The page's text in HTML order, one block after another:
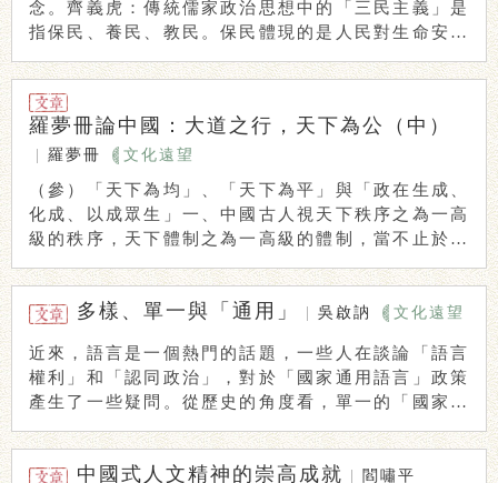
念。齊義虎：傳統儒家政治思想中的「三民主義」是
指保民、養民、教民。保民體現的是人民對生命安全
羅夢冊論中國：大道之行，天下為公（中）
| 羅夢冊 文化遠望
（參）「天下為均」、「天下為平」與「政在生成、
化成、以成眾生」一、中國古人視天下秩序之為一高
級的秩序，天下體制之為一高級的體制，當不止於前
多樣、單一與「通用」 吳啟訥 文化遠望
近來，語言是一個熱門的話題，一些人在談論「語言
權利」和「認同政治」，對於「國家通用語言」政策
產生了一些疑問。從歷史的角度看，單一的「國家語
中國式人文精神的崇高成就
閻嘯平